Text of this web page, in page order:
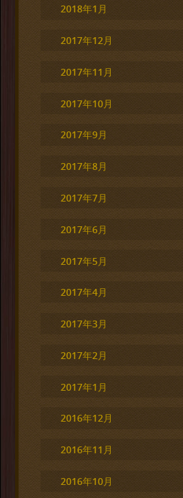
2018年1月
2017年12月
2017年11月
2017年10月
2017年9月
2017年8月
2017年7月
2017年6月
2017年5月
2017年4月
2017年3月
2017年2月
2017年1月
2016年12月
2016年11月
2016年10月